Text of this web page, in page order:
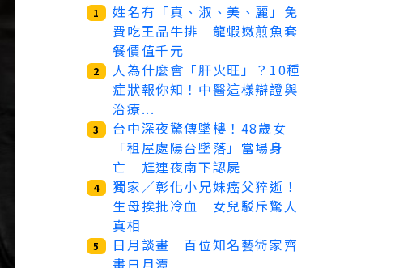
1
姓名有「真、淑、美、麗」免
費吃王品牛排 龍蝦嫩煎魚套
餐價值千元
2
人為什麼會「肝火旺」？10種
症狀報你知！中醫這樣辯證與
治療...
3
台中深夜驚傳墜樓！48歲女
「租屋處陽台墜落」當場身
亡 尪連夜南下認屍
4
獨家／彰化小兄妹癌父猝逝！
生母挨批冷血 女兒駁斥驚人
真相
5
日月談畫 百位知名藝術家齊
畫日月潭